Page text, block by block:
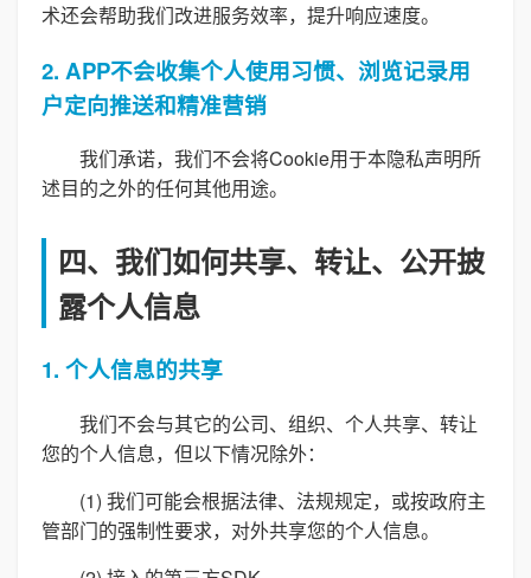
术还会帮助我们改进服务效率，提升响应速度。
2. APP不会收集个人使用习惯、浏览记录用
户定向推送和精准营销
我们承诺，我们不会将Cookie用于本隐私声明所
述目的之外的任何其他用途。
四、我们如何共享、转让、公开披
露个人信息
1. 个人信息的共享
我们不会与其它的公司、组织、个人共享、转让
您的个人信息，但以下情况除外：
(1) 我们可能会根据法律、法规规定，或按政府主
管部门的强制性要求，对外共享您的个人信息。